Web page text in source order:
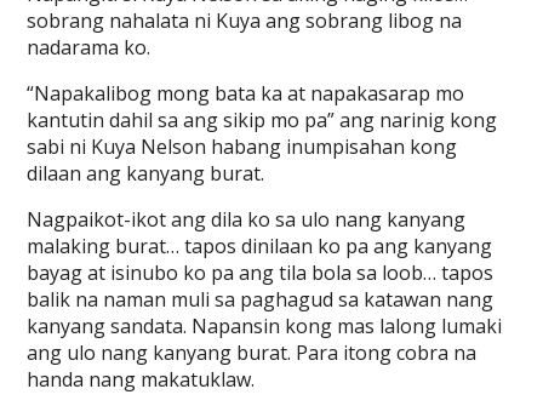
sobrang nahalata ni Kuya ang sobrang libog na
nadarama ko.
“Napakalibog mong bata ka at napakasarap mo
kantutin dahil sa ang sikip mo pa” ang narinig kong
sabi ni Kuya Nelson habang inumpisahan kong
dilaan ang kanyang burat.
Nagpaikot-ikot ang dila ko sa ulo nang kanyang
malaking burat… tapos dinilaan ko pa ang kanyang
bayag at isinubo ko pa ang tila bola sa loob… tapos
balik na naman muli sa paghagud sa katawan nang
kanyang sandata. Napansin kong mas lalong lumaki
ang ulo nang kanyang burat. Para itong cobra na
handa nang makatuklaw.